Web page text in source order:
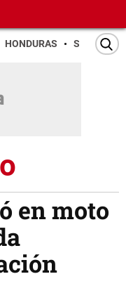
HONDURAS SAN PEDRO
en moto